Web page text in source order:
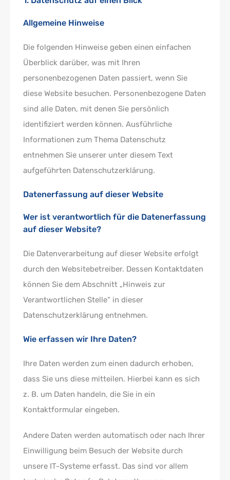
Allgemeine Hinweise
Die folgenden Hinweise geben einen einfachen
Überblick darüber, was mit Ihren
personenbezogenen Daten passiert, wenn Sie
diese Website besuchen. Personenbezogene Daten
sind alle Daten, mit denen Sie persönlich
identifiziert werden können. Ausführliche
Informationen zum Thema Datenschutz
entnehmen Sie unserer unter diesem Text
aufgeführten Datenschutzerklärung.
Datenerfassung auf dieser Website
Wer ist verantwortlich für die Datenerfassung
auf dieser Website?
Die Datenverarbeitung auf dieser Website erfolgt
durch den Websitebetreiber. Dessen Kontaktdaten
können Sie dem Abschnitt „Hinweis zur
Verantwortlichen Stelle“ in dieser
Datenschutzerklärung entnehmen.
Wie erfassen wir Ihre Daten?
Ihre Daten werden zum einen dadurch erhoben,
dass Sie uns diese mitteilen. Hierbei kann es sich
z. B. um Daten handeln, die Sie in ein
Kontaktformular eingeben.
Andere Daten werden automatisch oder nach Ihrer
Einwilligung beim Besuch der Website durch
unsere IT-Systeme erfasst. Das sind vor allem